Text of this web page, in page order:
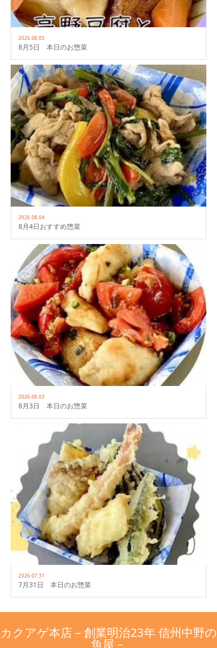
2026.08.05
8月5日 本日のお惣菜
2026.08.04
8月4日おすすめ惣菜
2026.08.03
8月3日 本日のお惣菜
2026.07.31
7月31日 本日のお惣菜
カクアゲ本店－創業明治23年 信州中野の
魚屋－